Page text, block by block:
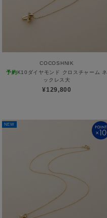
COCOSHNIK
予約 K10ダイヤモンド クロスチャーム ネ
ックレス大
¥129,800
NEW